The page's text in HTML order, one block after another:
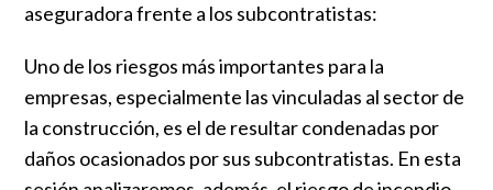
aseguradora frente a los subcontratistas:
Uno de los riesgos más importantes para la
empresas, especialmente las vinculadas al sector de
la construcción, es el de resultar condenadas por
daños ocasionados por sus subcontratistas. En esta